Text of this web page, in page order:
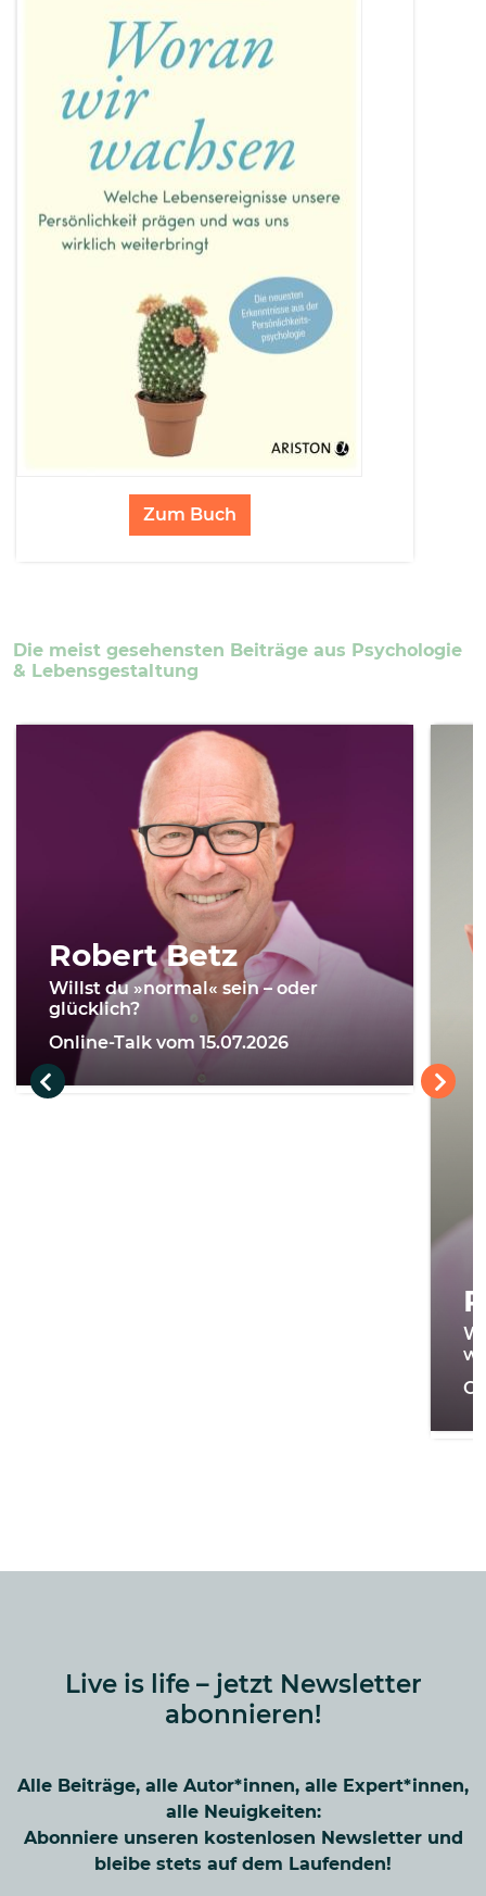
Zum Buch
Die meist gesehensten Beiträge aus Psychologie
& Lebensgestaltung
Robert Betz
Willst du »normal« sein – oder
glücklich?
Online-Talk vom 15.07.2026
Live is life – jetzt Newsletter
abonnieren!
Alle Beiträge, alle Autor*innen, alle Expert*innen,
alle Neuigkeiten:
Abonniere unseren kostenlosen Newsletter und
bleibe stets auf dem Laufenden!